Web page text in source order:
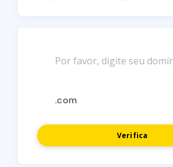
Verifica